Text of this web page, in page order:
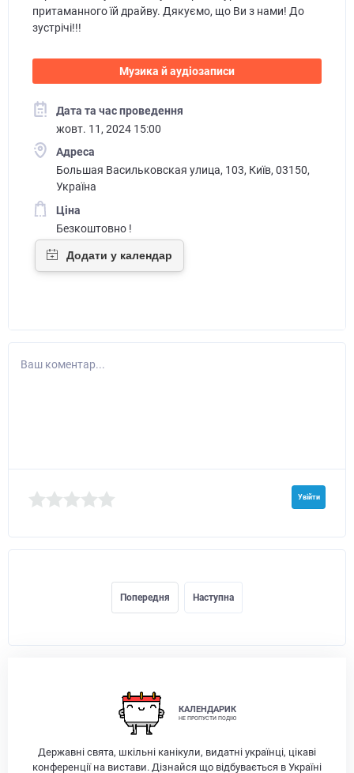
притаманного їй драйву. Дякуємо, що Ви з нами! До
зустрічі!!!
Музика й аудіозаписи
Дата та час проведення
жовт. 11, 2024 15:00
Адреса
Большая Васильковская улица, 103, Київ, 03150,
Україна
Ціна
Безкоштовно !
Ваш коментар...
Увійти
Попередня Наступна
КАЛЕНДАРИК
НЕ ПРОПУСТИ ПОДІЮ
Державні свята, шкільні канікули, видатні українці, цікаві
конференції на вистави. Дізнайся що відбувається в Україні